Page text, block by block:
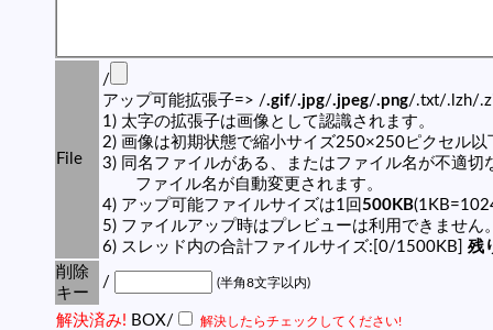
File
/
アップ可能拡張子=> /.gif/.jpg/.jpeg/.png/.txt/.lzh/
1) 太字の拡張子は画像として認識されます。
2) 画像は初期状態で縮小サイズ250×250ピクセル以
3) 同名ファイルがある、またはファイル名が不適切
ファイル名が自動変更されます。
4) アップ可能ファイルサイズは1回 500KB
5) ファイルアップ時はプレビューは利用できません
6) スレッド内の合計ファイルサイズ:[0/1500KB] 残
削除
キー
/ (半角8文字以内)
解決済み! BOX/ 解決したらチェックしてください!